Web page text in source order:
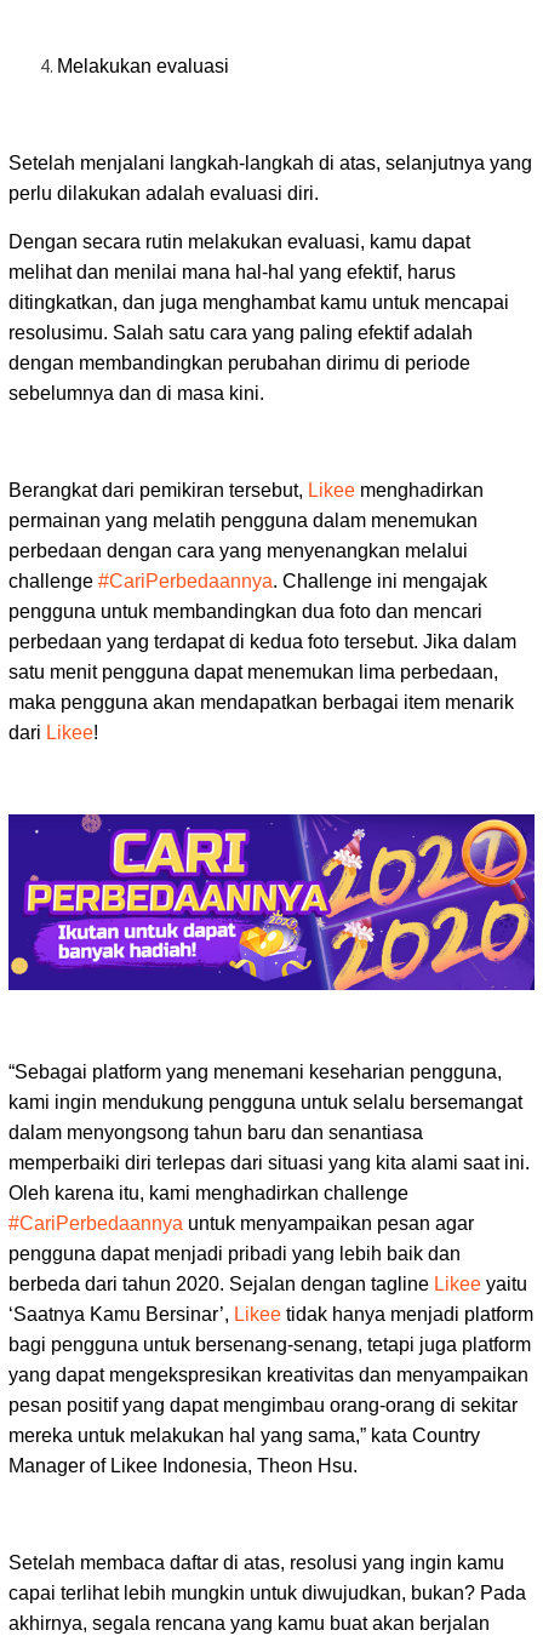
Melakukan evaluasi
Setelah menjalani langkah-langkah di atas, selanjutnya yang
perlu dilakukan adalah evaluasi diri.
Dengan secara rutin melakukan evaluasi, kamu dapat
melihat dan menilai mana hal-hal yang efektif, harus
ditingkatkan, dan juga menghambat kamu untuk mencapai
resolusimu. Salah satu cara yang paling efektif adalah
dengan membandingkan perubahan dirimu di periode
sebelumnya dan di masa kini.
Berangkat dari pemikiran tersebut, Likee menghadirkan
permainan yang melatih pengguna dalam menemukan
perbedaan dengan cara yang menyenangkan melalui
challenge #CariPerbedaannya. Challenge ini mengajak
pengguna untuk membandingkan dua foto dan mencari
perbedaan yang terdapat di kedua foto tersebut. Jika dalam
satu menit pengguna dapat menemukan lima perbedaan,
maka pengguna akan mendapatkan berbagai item menarik
dari Likee!
“Sebagai platform yang menemani keseharian pengguna,
kami ingin mendukung pengguna untuk selalu bersemangat
dalam menyongsong tahun baru dan senantiasa
memperbaiki diri terlepas dari situasi yang kita alami saat ini.
Oleh karena itu, kami menghadirkan challenge
#CariPerbedaannya untuk menyampaikan pesan agar
pengguna dapat menjadi pribadi yang lebih baik dan
berbeda dari tahun 2020. Sejalan dengan tagline Likee yaitu
‘Saatnya Kamu Bersinar’, Likee tidak hanya menjadi platform
bagi pengguna untuk bersenang-senang, tetapi juga platform
yang dapat mengekspresikan kreativitas dan menyampaikan
pesan positif yang dapat mengimbau orang-orang di sekitar
mereka untuk melakukan hal yang sama,” kata Country
Manager of Likee Indonesia, Theon Hsu.
Setelah membaca daftar di atas, resolusi yang ingin kamu
capai terlihat lebih mungkin untuk diwujudkan, bukan? Pada
akhirnya, segala rencana yang kamu buat akan berjalan